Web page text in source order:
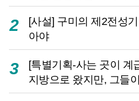
2
[사설] 구미의 제2전성
아야
3
[특별기획-사는 곳이
지방으로 왔지만, 그들